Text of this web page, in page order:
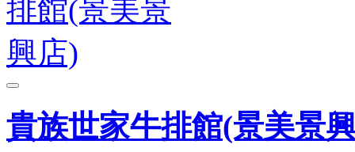
貴族世家牛排館(景美景